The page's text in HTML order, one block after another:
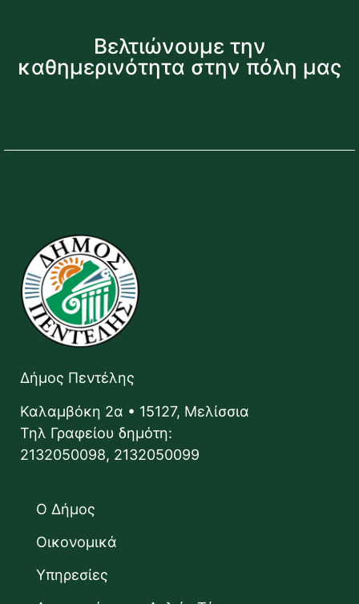
Βελτιώνουμε την
καθημερινότητα στην πόλη μας
Δήμος Πεντέλης
Καλαμβόκη 2α • 15127, Μελίσσια
Τηλ Γραφείου δημότη:
2132050098, 2132050099
Ο Δήμος
Οικονομικά
Υπηρεσίες